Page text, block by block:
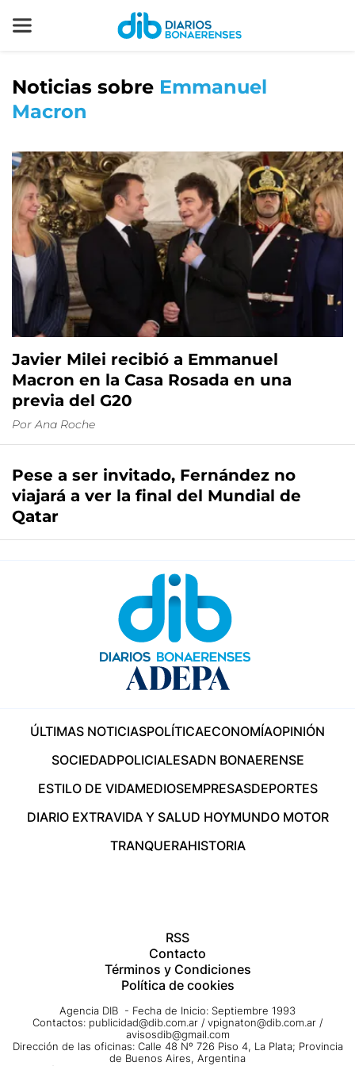
Noticias sobre Emmanuel
Macron
Javier Milei recibió a Emmanuel
Macron en la Casa Rosada en una
previa del G20
Por Ana Roche
Pese a ser invitado, Fernández no
viajará a ver la final del Mundial de
Qatar
ÚLTIMAS NOTICIASPOLÍTICAECONOMÍAOPINIÓN
SOCIEDADPOLICIALESADN BONAERENSE
ESTILO DE VIDAMEDIOSEMPRESASDEPORTES
DIARIO EXTRAVIDA Y SALUD HOYMUNDO MOTOR
TRANQUERAHISTORIA
RSS
Contacto
Términos y Condiciones
Política de cookies
Agencia DIB - Fecha de Inicio: Septiembre 1993
Contactos: publicidad@dib.com.ar / vpignaton@dib.com.ar /
avisosdib@gmail.com
Dirección de las oficinas: Calle 48 Nº 726 Piso 4, La Plata; Provincia
de Buenos Aires, Argentina